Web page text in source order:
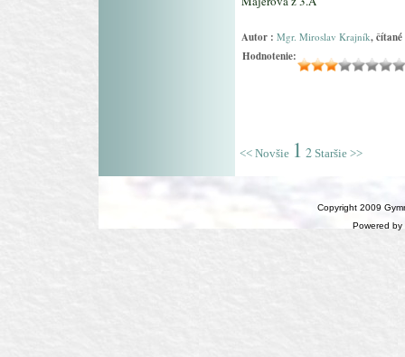
Autor : Mgr. Miroslav Krajník, čítané
Hodnotenie:
<< Novšie 1 2 Staršie >>
Copyright 2009
Powered by